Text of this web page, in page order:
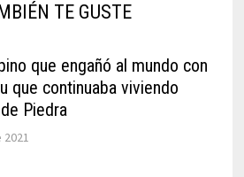
TE GUSTE
que engañó al mundo con
que continuaba viviendo
Piedra